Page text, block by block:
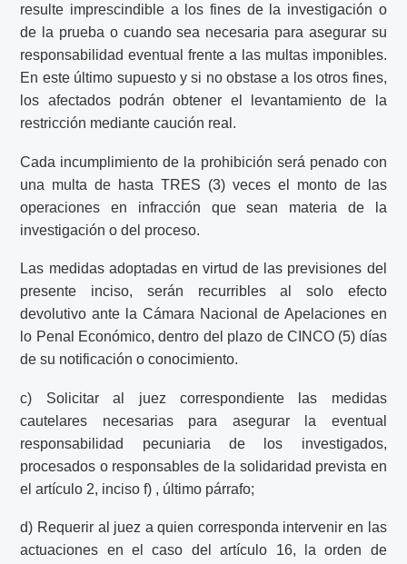
resulte imprescindible a los fines de la investigación o
de la prueba o cuando sea necesaria para asegurar su
responsabilidad eventual frente a las multas imponibles.
En este último supuesto y si no obstase a los otros fines,
los afectados podrán obtener el levantamiento de la
restricción mediante caución real.
Cada incumplimiento de la prohibición será penado con
una multa de hasta TRES (3) veces el monto de las
operaciones en infracción que sean materia de la
investigación o del proceso.
Las medidas adoptadas en virtud de las previsiones del
presente inciso, serán recurribles al solo efecto
devolutivo ante la Cámara Nacional de Apelaciones en
lo Penal Económico, dentro del plazo de CINCO (5) días
de su notificación o conocimiento.
c) Solicitar al juez correspondiente las medidas
cautelares necesarias para asegurar la eventual
responsabilidad pecuniaria de los investigados,
procesados o responsables de la solidaridad prevista en
el artículo 2, inciso f) , último párrafo;
d) Requerir al juez a quien corresponda intervenir en las
actuaciones en el caso del artículo 16, la orden de